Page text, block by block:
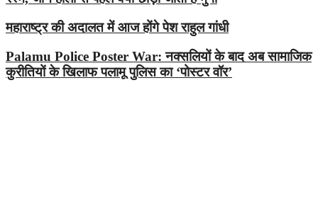
महाराष्ट्र की अदालत में आज होंगे पेश राहुल गांधी
Palamu Police Poster War: नक्सलियों के बाद अब सामाजिक
कुरीतियों के खिलाफ पलामू पुलिस का ‘पोस्टर वॉर’